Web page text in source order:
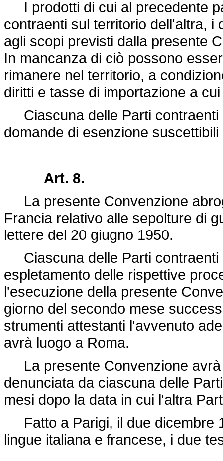
I prodotti di cui al precedente
contraenti sul territorio dell'altra, i
agli scopi previsti dalla presente
In mancanza di ciò possono
rimanere nel territorio, a
diritti e tasse di importazione a
Ciascuna delle Parti contraenti
domande di esenzione
Art. 8.
La presente Convenzione
Francia relativo alle sepolture di
lettere del 20 giugno 1950.
Ciascuna delle Parti contraenti
espletamento delle rispettive
l'esecuzione della presente
giorno del secondo mese
strumenti attestanti l'avvenuto
avrà luogo a Roma.
La presente Convenzione avrà
denunciata da ciascuna delle
mesi dopo la data in cui l'altra
Fatto a Parigi, il due dicembre
lingue italiana e francese, i due